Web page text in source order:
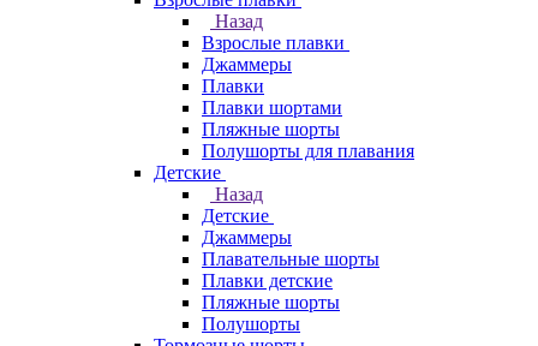
Назад
Взрослые плавки
Джаммеры
Плавки
Плавки шортами
Пляжные шорты
Полушорты для плавания
Детские
Назад
Детские
Джаммеры
Плавательные шорты
Плавки детские
Пляжные шорты
Полушорты